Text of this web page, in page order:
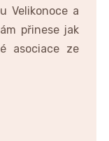
Velikonoce a
přinese jak
asociace ze